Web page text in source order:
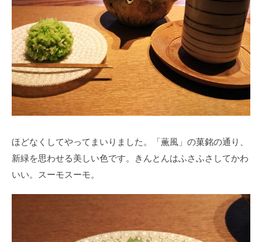
ほどなくしてやってまいりました。「薫風」の菓銘の通り、
新緑を思わせる美しい色です。きんとんはふさふさしてかわ
いい。スーモスーモ。